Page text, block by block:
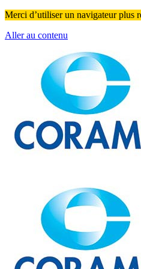
Merci d’utiliser un navigateur plus
Aller au contenu